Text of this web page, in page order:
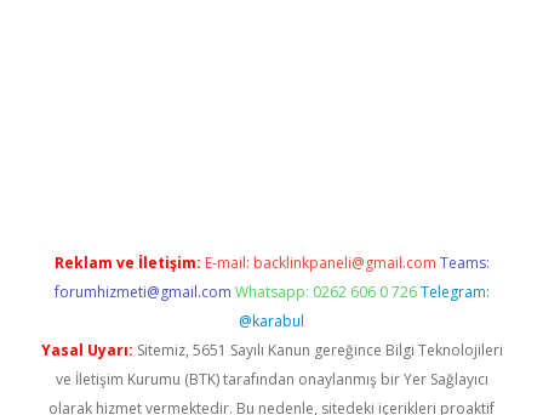
Reklam ve İletişim: E-mail: backlinkpaneli@gmail.com Teams:
forumhizmeti@gmail.com Whatsapp: 0262 606 0 726 Telegram:
@karabul
Yasal Uyarı: Sitemiz, 5651 Sayılı Kanun gereğince Bilgi Teknolojileri
ve İletişim Kurumu (BTK) tarafından onaylanmış bir Yer Sağlayıcı
olarak hizmet vermektedir. Bu nedenle, sitedeki içerikleri proaktif